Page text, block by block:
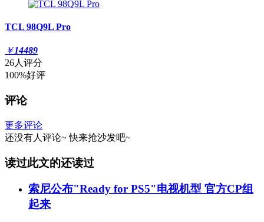
TCL 98Q9L Pro
￥14489
26人评分
100%好评
评论
更多评论
还没有人评论~ 快来抢沙发吧~
读过此文的还读过
索尼公布"Ready for PS5"电视机型 官方CP组
起来